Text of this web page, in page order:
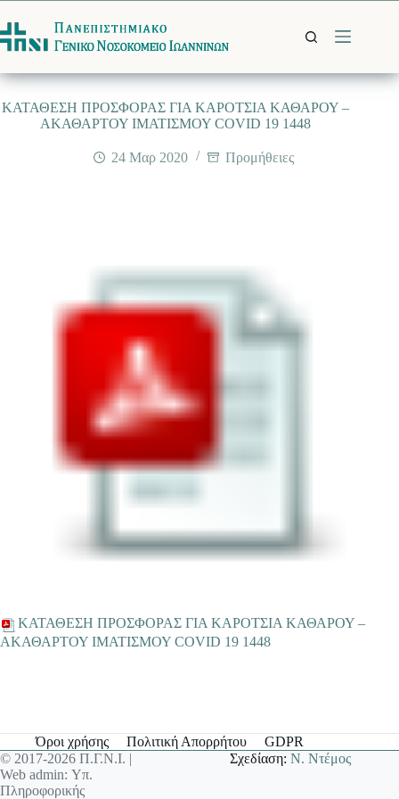
στο
περιεχόμενο
ΚΑΤΑΘΕΣΗ ΠΡΟΣΦΟΡΑΣ ΓΙΑ ΚΑΡΟΤΣΙΑ ΚΑΘΑΡΟΥ –
ΑΚΑΘΑΡΤΟΥ ΙΜΑΤΙΣΜΟΥ COVID 19 1448
24 Μαρ 2020 Προμήθειες
ΚΑΤΑΘΕΣΗ ΠΡΟΣΦΟΡΑΣ ΓΙΑ ΚΑΡΟΤΣΙΑ ΚΑΘΑΡΟΥ –
ΑΚΑΘΑΡΤΟΥ ΙΜΑΤΙΣΜΟΥ COVID 19 1448
Όροι χρήσης Πολιτική Απορρήτου
GDPR
© 2017-2026 Π.Γ.Ν.Ι. |
Web admin: Υπ.
Πληροφορικής
Σχεδίαση:Ν. Ντέμος